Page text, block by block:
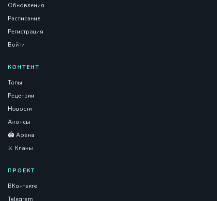
Обновления
Расписание
Регистрация
Войти
КОНТЕНТ
Топы
Рецензии
Новости
Анонсы
🏟️ Арена
⚔️ Кланы
ПРОЕКТ
ВКонтакте
Telegram